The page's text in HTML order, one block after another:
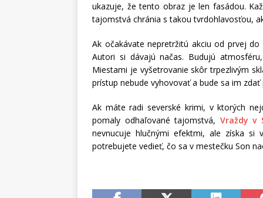
ukazuje, že tento obraz je len fasádou.
tajomstvá chránia s takou tvrdohlavosťou,
Ak očakávate nepretržitú akciu od prvej
Autori si dávajú načas. Budujú
Miestami je vyšetrovanie skôr trpezlivým
prístup nebude vyhovovať a bude sa im zdať
Ak máte radi severské krimi, v ktorých
pomaly odhaľované tajomstvá, Vraždy v
nevnucuje hlučnými efektmi, ale získa
potrebujete vedieť, čo sa v mestečku Son